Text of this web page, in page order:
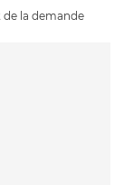
de la demande